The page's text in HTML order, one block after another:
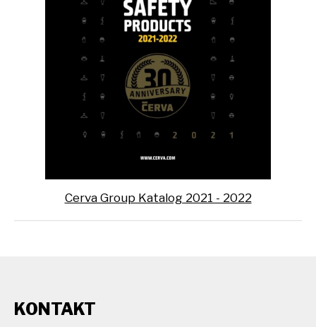
Cerva Group Katalog 2021 - 2022
KONTAKT